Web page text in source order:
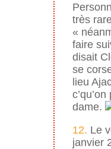
très
«
faire
disait
se
lieu
dame.
12. Le
janvier